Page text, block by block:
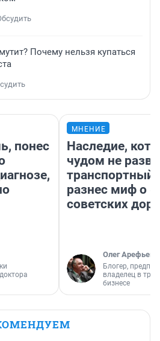
Почему нельзя купаться
понес
МНЕНИЕ
Наследие,
чудом не
транспортный
разнес миф о
советских
Олег Арефьев
Блогер,
владелец в
бизнесе